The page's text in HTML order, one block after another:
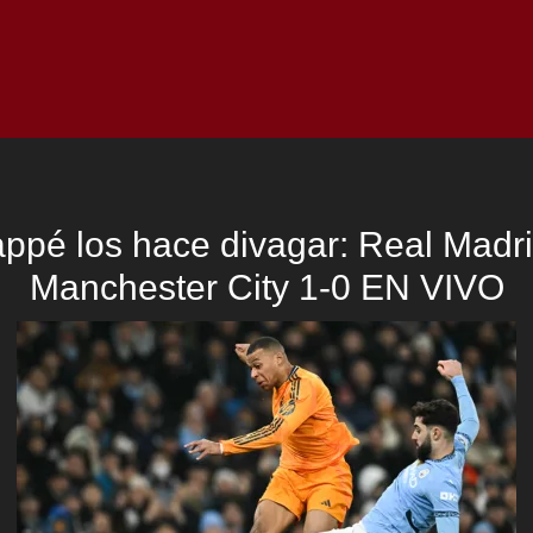
los hace divagar: Real
Manchester City 1-0 EN VIVO